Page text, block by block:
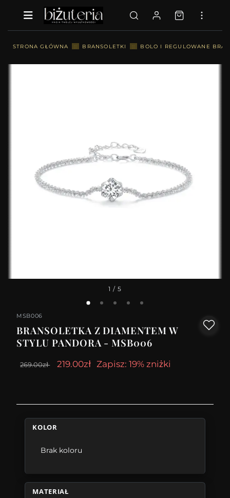
STRONA GŁÓWNA :: BRANSOLETKI :: BOLO I REGULOWANE
1 / 5
MSB006
BRANSOLETKA Z DIAMENTEM W
STYLU PANDORA - MSB006
269.00zł 219.00zł Zapisz: 19% zniżki
KOLOR
Brak koloru
MATERIAŁ